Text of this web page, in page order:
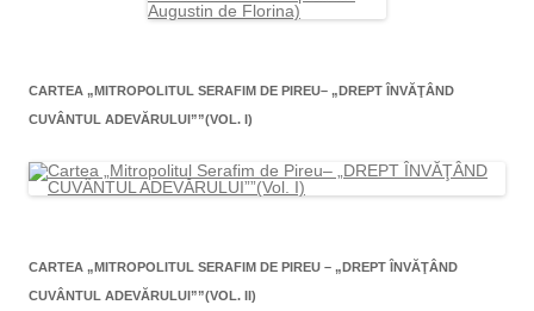
CARTEA „MITROPOLITUL SERAFIM DE PIREU– „DREPT ÎNVĂŢÂND
CUVÂNTUL ADEVĂRULUI””(VOL. I)
CARTEA „MITROPOLITUL SERAFIM DE PIREU – „DREPT ÎNVĂŢÂND
CUVÂNTUL ADEVĂRULUI””(VOL. II)